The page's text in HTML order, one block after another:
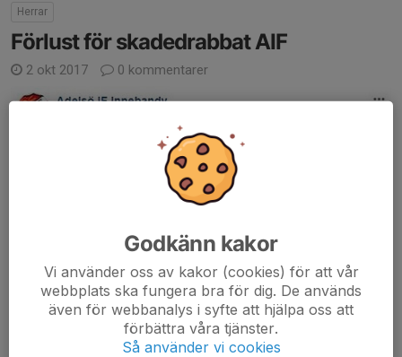
Herrar
Förlust för skadedrabbat AIF
2 okt 2017 0 kommentarer
Godkänn kakor
Vi använder oss av kakor (cookies) för att vår
webbplats ska fungera bra för dig. De används
även för webbanalys i syfte att hjälpa oss att
förbättra våra tjänster.
Så använder vi cookies